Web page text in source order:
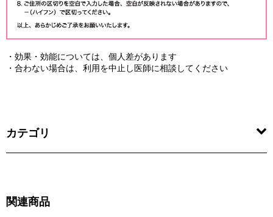
・効果・効能については、個人差があります
・合わない場合は、利用を中止し医師に相談してください
カテゴリ
関連商品